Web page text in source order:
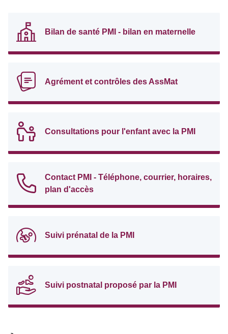
Bilan de santé PMI - bilan en maternelle
Agrément et contrôles des AssMat
Consultations pour l'enfant avec la PMI
Contact PMI - Téléphone, courrier, horaires,
plan d'accès
Suivi prénatal de la PMI
Suivi postnatal proposé par la PMI